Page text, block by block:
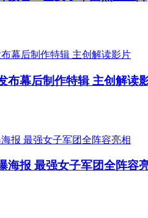
布幕后制作特辑 主创解读
海报 最强女子军团全阵容